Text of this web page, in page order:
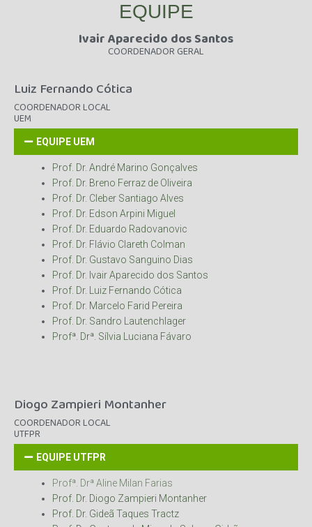
EQUIPE
Ivair Aparecido dos Santos
COORDENADOR GERAL
Luiz Fernando Cótica
COORDENADOR LOCAL
UEM
EQUIPE UEM
Prof. Dr. André Marino Gonçalves
Prof. Dr. Breno Ferraz de Oliveira
Prof. Dr. Cleber Santiago Alves
Prof. Dr. Edson Arpini Miguel
Prof. Dr. Eduardo Radovanovic
Prof. Dr. Flávio Clareth Colman
Prof. Dr. Gustavo Sanguino Dias
Prof. Dr. Ivair Aparecido dos Santos
Prof. Dr. Luiz Fernando Cótica
Prof. Dr. Marcelo Farid Pereira
Prof. Dr. Sandro Lautenchlager
Profª. Drª. Sílvia Luciana Fávaro
Diogo Zampieri Montanher
COORDENADOR LOCAL
UTFPR
EQUIPE UTFPR
Profª. Drª Aline Milan Farias
Prof. Dr. Diogo Zampieri Montanher
Prof. Dr. Gideã Taques Tractz